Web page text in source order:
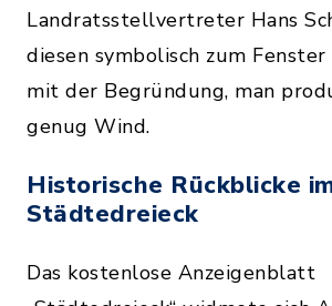
Landratsstellvertreter Hans
diesen symbolisch zum Fenster
mit der Begründung, man
genug Wind.
Historische Rückblicke
Städtedreieck
Das kostenlose Anzeigenblatt